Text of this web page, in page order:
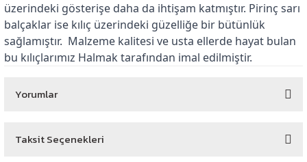
üzerindeki gösterişe daha da ihtişam katmıştır. Pirinç sarı
balçaklar ise kılıç üzerindeki güzelliğe bir bütünlük
sağlamıştır. Malzeme kalitesi ve usta ellerde hayat bulan
bu kılıçlarımız Halmak tarafından imal edilmiştir.
Yorumlar
Taksit Seçenekleri